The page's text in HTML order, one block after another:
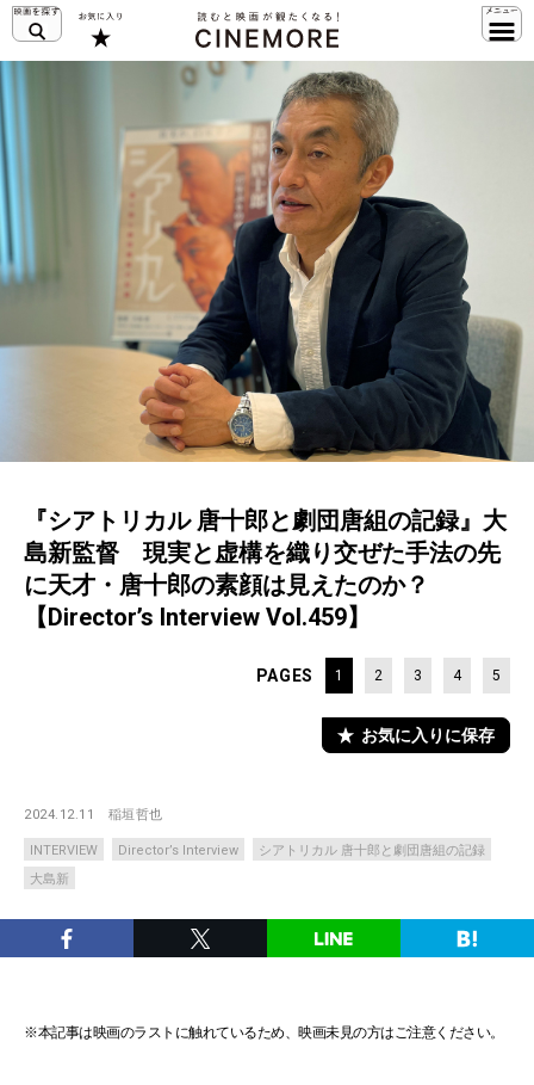
『シアトリカル 唐十郎と劇団唐組の記録』大
島新監督 現実と虚構を織り交ぜた手法の先
に天才・唐十郎の素顔は見えたのか？
【Director’s Interview Vol.459】
PAGES 1 2 3 4 5
お気に入りに保存
2024.12.11 稲垣哲也
INTERVIEW Director’s Interview
シアトリカル 唐十郎と劇団唐組の記録
大島新
※本記事は映画のラストに触れているため、映画未見の方はご注意ください。